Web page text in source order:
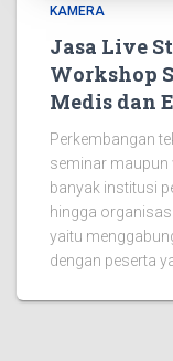
KAMERA
Jasa Live
Workshop
Medis dan
Perkembangan
seminar maupun
banyak institusi
hingga
yaitu
dengan peserta